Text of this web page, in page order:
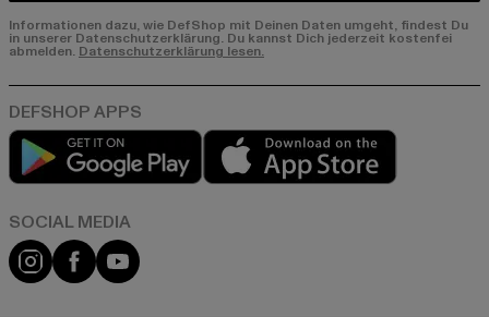
Informationen dazu, wie DefShop mit Deinen Daten umgeht, findest Du
in unserer Datenschutzerklärung. Du kannst Dich jederzeit kostenfei
abmelden. Datenschutzerklärung lesen.
Play market
Instagram
FacebookYouTube